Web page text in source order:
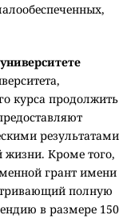
курса продолжить
результатами
жизни. Кроме того,
грант имени
полную
в размере 150